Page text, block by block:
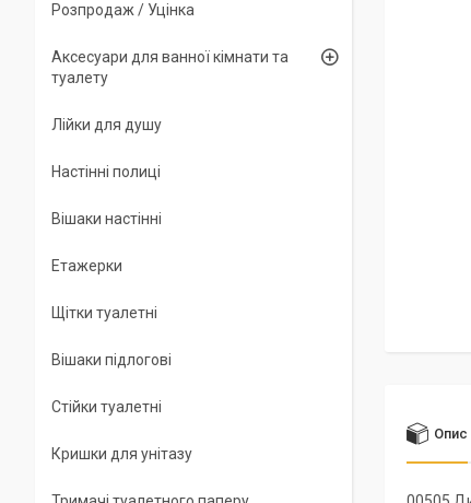
Опис
Розпродаж / Уцінка
Аксесуари для ванної кімнати та
туалету
Лійки для душу
Настінні полиці
Вішаки настінні
Етажерки
Щітки туалетні
Вішаки підлогові
Стійки туалетні
Кришки для унітазу